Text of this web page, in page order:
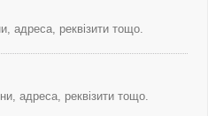
адреса, реквізити тощо.
адреса, реквізити тощо.